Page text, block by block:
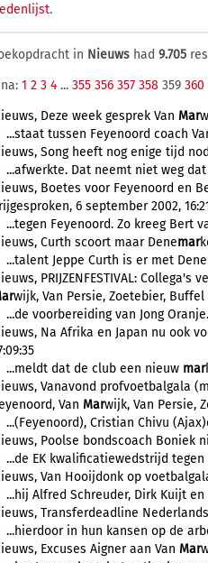
.
in Nieuws had 9.705
1 2 3 4 ... 355 356 357 358 359 360
Deze week gesprek Van Mar
...staat tussen Feyenoord coach
Song heeft nog enige tijd
...afwerkte. Dat neemt niet weg dat
Boetes voor Feyenoord en
6 september 2002,
...tegen Feyenoord. Zo kreeg Bert
Curth scoort maar Denemar
...talent Jeppe Curth is er met Dene
PRIJZENFESTIVAL:
wijk, Van Persie, Zoetebier,
...de voorbereiding van Jong Oranje.
Na Afrika en Japan nu ook
...meldt dat de club een nieuw mar
Vanavond profvoetbalgala
Van Marwijk, Van Persie,
...(Feyenoord), Cristian Chivu
Poolse bondscoach Boniek
...de EK kwalificatiewedstrijd tegen
Van Hooijdonk op
...hij Alfred Schreuder, Dirk Kuijt en
Transferdeadline
...hierdoor in hun kansen op de
Excuses Aigner aan Van Mar